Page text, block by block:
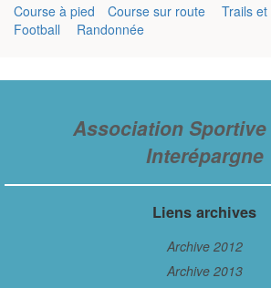
Course à pied Course sur route
Trails
Football
Randonnée
Association
Interépargne
Liens archives
Archive 2012
Archive 2013